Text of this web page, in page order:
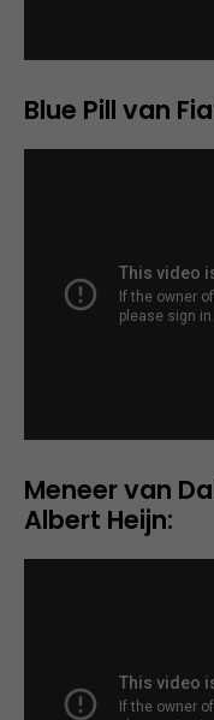
Blue Pill van
Meneer van
Albert Heijn: